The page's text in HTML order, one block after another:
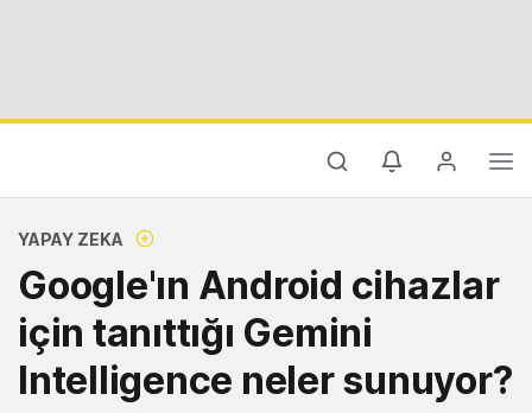
YAPAY ZEKA
Google'ın Android cihazlar
için tanıttığı Gemini
Intelligence neler sunuyor?